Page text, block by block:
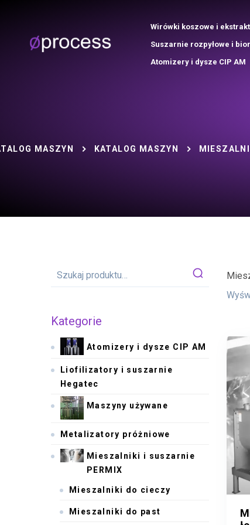
Wirówki koszowe i
Suszarnie rozpyłowe i
Atomizery i dysze CIP AM
MASZYN KATALOG MASZYN
Kategorie
Atomizery i dysze CIP AM
Liofilizatory i suszarnie
Hegatec
Maszyny używane
Metalizatory próżniowe
Mieszalniki i suszarnie
PERMIX
Mieszalniki do cieczy
Mieszalniki do past